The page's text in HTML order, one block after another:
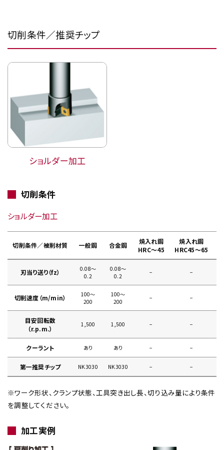
切削条件／推奨チップ
ショルダー加工
切削条件
ショルダー加工
切削条件／被削材質 一般鋼 合金鋼
焼入れ鋼
HRC～45
焼入れ鋼
HRC45～65
刃当り送り（fz）
0.08〜
0.2
0.08〜
0.2
− −
切削速度（m/min）
100〜
200
100〜
200
− −
目安回転数
（r.p.m.）
1,500 1,500 − −
クーラント あり あり − −
第一推奨チップ NK3030 NK3030 − −
※ワーク形状、クランプ状態、工具突き出し長、切り込み量により条件
を調整してください。
加工実例